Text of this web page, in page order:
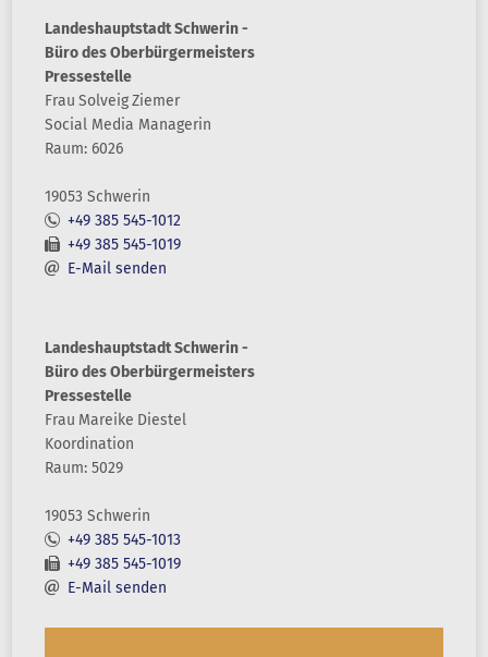
Landeshauptstadt Schwerin -
Büro des Oberbürgermeisters
Pressestelle
Frau SolveigZiemer
Social Media Managerin
Raum: 6026
19053 Schwerin
+49 385 545-1012
+49 385 545-1019
E-Mail senden
Landeshauptstadt Schwerin -
Büro des Oberbürgermeisters
Pressestelle
Frau Mareike Diestel
Koordination
Raum: 5029
19053 Schwerin
+49 385 545-1013
+49 385 545-1019
E-Mail senden